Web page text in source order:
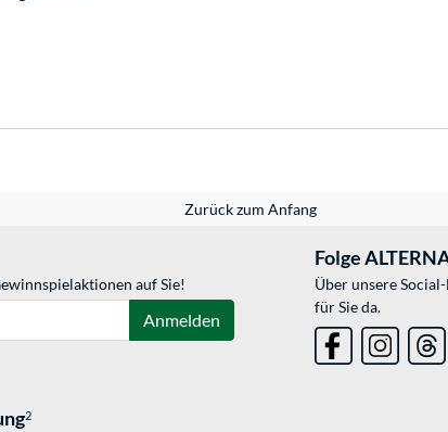
Zurück zum Anfang
auf Sie!
Anmelden
Folge
Über unsere
für Sie da.
2